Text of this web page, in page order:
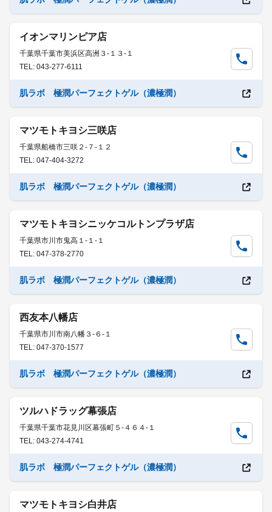
イオンマリンピア店
千葉県千葉市美浜区高洲３-１３-１
TEL: 043-277-6111
肌ラボ 極潤パーフェクトゲル（濃極潤）
マツモトキヨシ三咲店
千葉県船橋市三咲２-７-１２
TEL: 047-404-3272
肌ラボ 極潤パーフェクトゲル（濃極潤）
マツモトキヨシニッケコルトンプラザ店
千葉県市川市鬼高１-１-１
TEL: 047-378-2770
肌ラボ 極潤パーフェクトゲル（濃極潤）
西友本八幡店
千葉県市川市南八幡３-６-１
TEL: 047-370-1577
肌ラボ 極潤パーフェクトゲル（濃極潤）
ツルハドラッグ幕張店
千葉県千葉市花見川区幕張町５-４６４-１
TEL: 043-274-4741
肌ラボ 極潤パーフェクトゲル（濃極潤）
マツモトキヨシ白井店